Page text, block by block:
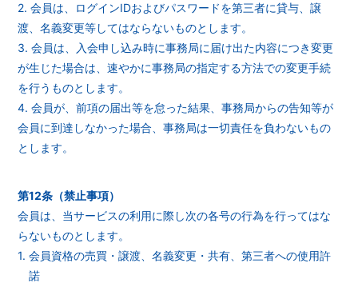
2. 会員は、ログインIDおよびパスワードを第三者に貸与、譲
渡、名義変更等してはならないものとします。
3. 会員は、入会申し込み時に事務局に届け出た内容につき変更
が生じた場合は、速やかに事務局の指定する方法での変更手続
を行うものとします。
4. 会員が、前項の届出等を怠った結果、事務局からの告知等が
会員に到達しなかった場合、事務局は一切責任を負わないもの
とします。
第12条（禁止事項）
会員は、当サービスの利用に際し次の各号の行為を行ってはな
らないものとします。
1. 会員資格の売買・譲渡、名義変更・共有、第三者への使用許
諾